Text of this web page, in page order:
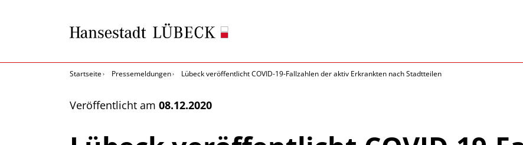
Startseite Pressemeldungen Lübeck veröffentlicht COVID-19-Fallzahlen der aktiv Erkrankten nach Stadtteilen
Veröffentlicht am 08.12.2020